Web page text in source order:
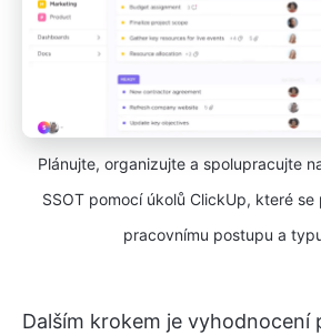
Plánujte, organizujte a spolupracujte
SSOT pomocí úkolů ClickUp, které
pracovnímu postupu a
Dalším krokem je vyhodnocení